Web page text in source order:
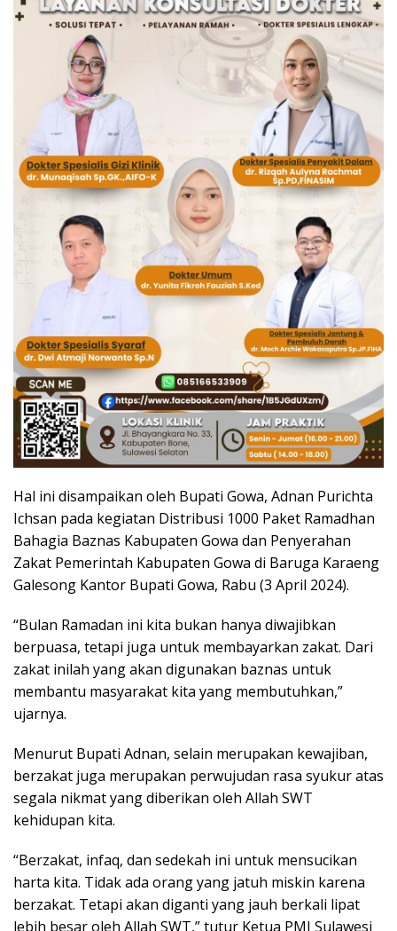
Hal ini disampaikan oleh Bupati Gowa, Adnan Purichta
Ichsan pada kegiatan Distribusi 1000 Paket Ramadhan
Bahagia Baznas Kabupaten Gowa dan Penyerahan
Zakat Pemerintah Kabupaten Gowa di Baruga Karaeng
Galesong Kantor Bupati Gowa, Rabu (3 April 2024).
“Bulan Ramadan ini kita bukan hanya diwajibkan
berpuasa, tetapi juga untuk membayarkan zakat. Dari
zakat inilah yang akan digunakan baznas untuk
membantu masyarakat kita yang membutuhkan,”
ujarnya.
Menurut Bupati Adnan, selain merupakan kewajiban,
berzakat juga merupakan perwujudan rasa syukur atas
segala nikmat yang diberikan oleh Allah SWT
kehidupan kita.
“Berzakat, infaq, dan sedekah ini untuk mensucikan
harta kita. Tidak ada orang yang jatuh miskin karena
berzakat. Tetapi akan diganti yang jauh berkali lipat
lebih besar oleh Allah SWT,” tutur Ketua PMI Sulawesi